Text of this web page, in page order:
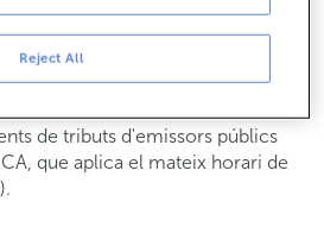
de 8:15 a 11:00
de caixa serà elsdimarts i dijous
de tributs d'emissors públics
que aplica el mateix horari de
Reject All